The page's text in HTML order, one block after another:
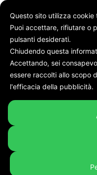
Home Cronaca
Questo sito utilizza
Puoi accettare, rifiutare o
pulsanti desiderati.
Chiudendo questa
Accettando, sei
essere raccolti allo scopo
l'efficacia della pubblicità.